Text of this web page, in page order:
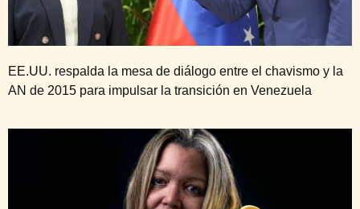
EE.UU. respalda la mesa de diálogo entre el chavismo y la
AN de 2015 para impulsar la transición en Venezuela